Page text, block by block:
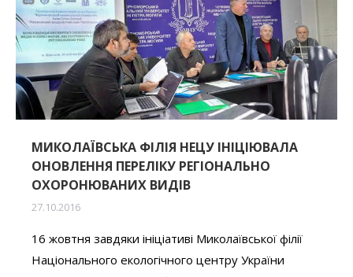
МИКОЛАЇВСЬКА ФІЛІЯ НЕЦУ ІНІЦІЮВАЛА
ОНОВЛЕННЯ ПЕРЕЛІКУ РЕГІОНАЛЬНО
ОХОРОНЮВАНИХ ВИДІВ
27.10.2016
16 жовтня завдяки ініціативі Миколаївської філії
Національного екологічного центру України